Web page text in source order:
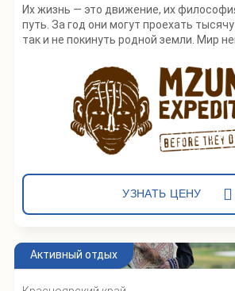
Их жизнь — это движение, их
путь. За год они могут проехать
так и не покинуть родной земли. Мир
Бескрайние просторы тундры
чума, где круглый год может жить
а неумолимое время, от которого,
жизнь, тут вовсе остановилось — оно
тундре вместе с оленями и их детьми,
Мы отправимся в гости к одной
оленеводческой семье, познакомимся
УЗНАТЬ ЦЕНУ
Активный отдых